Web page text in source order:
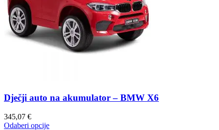
Dječji auto na akumulator – BMW X6
345,07 €
Odaberi opcije